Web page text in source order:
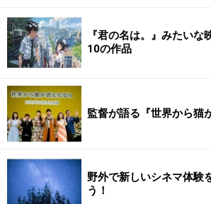
『君の名は。』みたいな
10の作品
監督が語る『世界から猫
野外で新しいシネマ体験
う！